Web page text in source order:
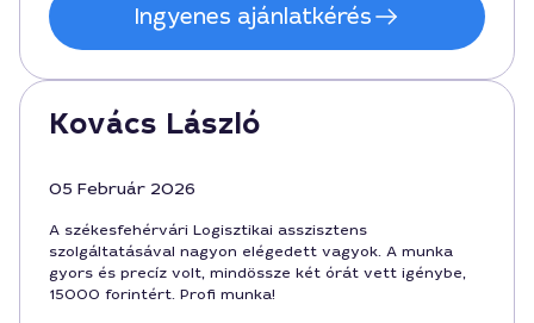
Ingyenes ajánlatkérés
Kovács László
05 Február 2026
A székesfehérvári Logisztikai asszisztens
szolgáltatásával nagyon elégedett vagyok. A munka
gyors és precíz volt, mindössze két órát vett igénybe,
15000 forintért. Profi munka!